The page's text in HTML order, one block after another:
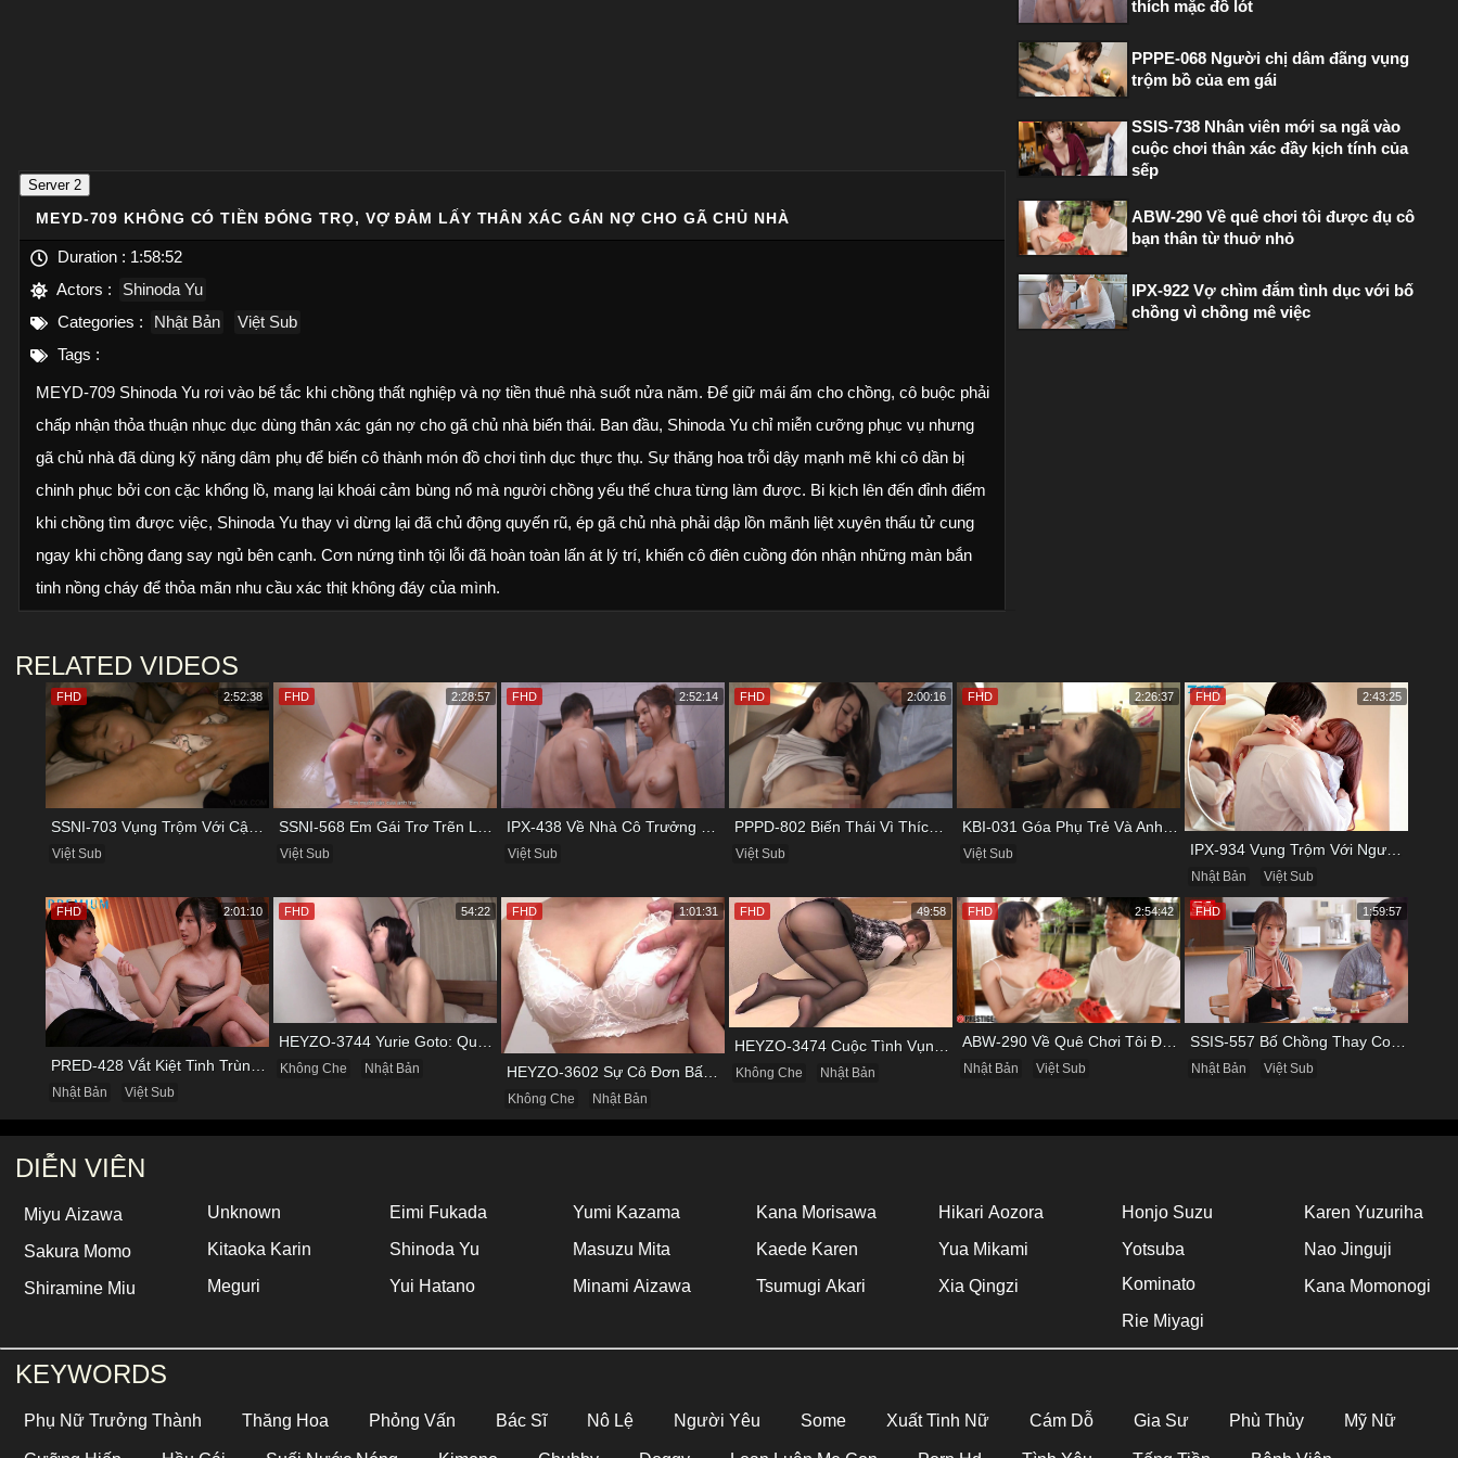
Server 2
MEYD-709 KHÔNG CÓ TIỀN ĐÓNG TRỌ, VỢ ĐẢM LẤY THÂN XÁC GÁN NỢ CHO GÃ CHỦ NHÀ
Duration : 1:58:52
Actors :
Shinoda Yu
Categories :
Nhật Bản
Việt Sub
Tags :
MEYD-709 Shinoda Yu rơi vào bế tắc khi chồng thất nghiệp và nợ tiền thuê nhà suốt nửa năm. Để giữ mái ấm cho chồng, cô buộc phải
chấp nhận thỏa thuận nhục dục dùng thân xác gán nợ cho gã chủ nhà biến thái. Ban đầu, Shinoda Yu chỉ miễn cưỡng phục vụ nhưng
gã chủ nhà đã dùng kỹ năng dâm phụ để biến cô thành món đồ chơi tình dục thực thụ. Sự thăng hoa trỗi dậy mạnh mẽ khi cô dần bị
chinh phục bởi con cặc khổng lồ, mang lại khoái cảm bùng nổ mà người chồng yếu thế chưa từng làm được. Bi kịch lên đến đỉnh điểm
khi chồng tìm được việc, Shinoda Yu thay vì dừng lại đã chủ động quyến rũ, ép gã chủ nhà phải dập lồn mãnh liệt xuyên thấu tử cung
ngay khi chồng đang say ngủ bên cạnh. Cơn nứng tình tội lỗi đã hoàn toàn lấn át lý trí, khiến cô điên cuồng đón nhận những màn bắn
tinh nồng cháy để thỏa mãn nhu cầu xác thịt không đáy của mình.
thích mặc đồ lót
PPPE-068 Người chị dâm đãng vụng
trộm bồ của em gái
SSIS-738 Nhân viên mới sa ngã vào
cuộc chơi thân xác đầy kịch tính của
sếp
ABW-290 Về quê chơi tôi được đụ cô
bạn thân từ thuở nhỏ
IPX-922 Vợ chìm đắm tình dục với bố
chồng vì chồng mê việc
RELATED VIDEOS
Việt Sub
FHD 2:52:38
Việt Sub
FHD 2:28:57
Việt Sub
FHD 2:52:14
Việt Sub
FHD 2:00:16
Việt Sub
FHD 2:26:37
IPX-934 Vụng Trộm Với Người Yêu Cũ Trong Khách Sạn
Nhật Bản Việt Sub
FHD 2:43:25
Nhật Bản Việt Sub
FHD 2:01:10
Không Che Nhật Bản
FHD 54:22
HEYZO-3602 Sự Cô Đơn Bấy Lâu Biến Haruka Thành Con Điếm Sành Sỏi
Không Che Nhật Bản
FHD 1:01:31
Không Che Nhật Bản
FHD 49:58
ABW-290 Về Quê Chơi Tôi Được Đụ Cô Bạn Thân Từ Thuở Nhỏ
Nhật Bản Việt Sub
FHD 2:54:42
SSIS-557 Bố Chồng Thay Con Trai Bị Liệt Dương Chăm Sóc Con Dâu
Nhật Bản Việt Sub
FHD 1:59:57
DIỄN VIÊN
Miyu Aizawa
Sakura Momo
Shiramine Miu
Unknown
Kitaoka Karin
Meguri
Eimi Fukada
Shinoda Yu
Yui Hatano
Yumi Kazama
Masuzu Mita
Minami Aizawa
Kana Morisawa
Kaede Karen
Tsumugi Akari
Hikari Aozora
Yua Mikami
Xia Qingzi
Honjo Suzu
Yotsuba
Kominato
Rie Miyagi
Karen Yuzuriha
Nao Jinguji
Kana Momonogi
KEYWORDS
Phụ Nữ Trưởng Thành Thăng Hoa Phỏng Vấn Bác Sĩ Nô Lệ Người Yêu Some Xuất Tinh Nữ Cám Dỗ Gia Sư Phù Thủy Mỹ Nữ